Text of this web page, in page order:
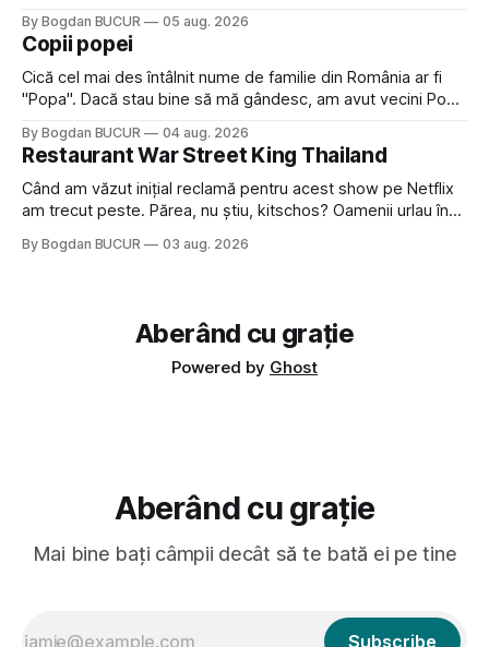
a dovedit că jumătatea masculină a acelui duo era cam
dubioasă...) 2. Băgăm la
By Bogdan BUCUR 05 aug. 2026
Copii popei
Cică cel mai des întâlnit nume de familie din România ar fi
"Popa". Dacă stau bine să mă gândesc, am avut vecini Popa
Dexonline spune de etimologia termenului de popă că ar
veni din slava veche, popŭ,
By Bogdan BUCUR 04 aug. 2026
Restaurant War Street King Thailand
Când am văzut inițial reclamă pentru acest show pe Netflix
am trecut peste. Părea, nu știu, kitschos? Oamenii urlau în
fine dining din alte show-uri... așa că am zis pas. Apoi ceva,
By Bogdan BUCUR 03 aug. 2026
Aberând cu grație
Powered by Ghost
Aberând cu grație
Mai bine bați câmpii decât să te bată ei pe tine
Subscribe